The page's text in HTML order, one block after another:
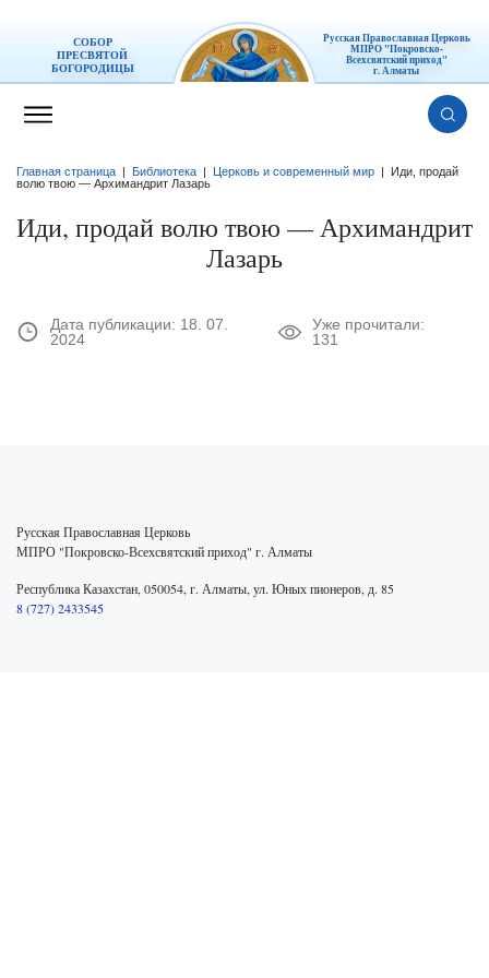
СОБОР
ПРЕСВЯТОЙ
БОГОРОДИЦЫ
Русская Православная Церковь
МПРО "Покровско-
Всехсвятский приход"
г. Алматы
Главная страница Библиотека Церковь и современный мир
Иди, продай
волю твою — Архимандрит Лазарь
Иди, продай волю твою — Архимандрит
Лазарь
Дата публикации: 18. 07.
2024
Уже прочитали:
131
Русская Православная Церковь
МПРО "Покровско-Всехсвятский приход" г. Алматы
Республика Казахстан, 050054, г. Алматы, ул. Юных пионеров, д. 85
8 (727) 2433545